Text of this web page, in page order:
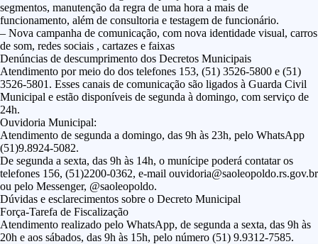
segmentos, manutenção da regra de uma hora a mais de
funcionamento, além de consultoria e testagem de funcionário.
– Nova campanha de comunicação, com nova identidade visual, carros
de som, redes sociais , cartazes e faixas
Denúncias de descumprimento dos Decretos Municipais
Atendimento por meio do dos telefones 153, (51) 3526-5800 e (51)
3526-5801. Esses canais de comunicação são ligados à Guarda Civil
Municipal e estão disponíveis de segunda à domingo, com serviço de
24h.
Ouvidoria Municipal:
Atendimento de segunda a domingo, das 9h às 23h, pelo WhatsApp
(51)9.8924-5082.
De segunda a sexta, das 9h às 14h, o munícipe poderá contatar os
telefones 156, (51)2200-0362, e-mail ouvidoria@saoleopoldo.rs.gov.br
ou pelo Messenger, @saoleopoldo.
Dúvidas e esclarecimentos sobre o Decreto Municipal
Força-Tarefa de Fiscalização
Atendimento realizado pelo WhatsApp, de segunda a sexta, das 9h às
20h e aos sábados, das 9h às 15h, pelo número (51) 9.9312-7585.